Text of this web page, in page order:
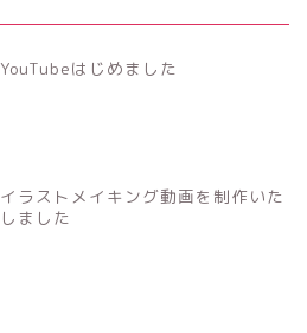
YouTubeはじめました
イラストメイキング動画を制作いた
しました